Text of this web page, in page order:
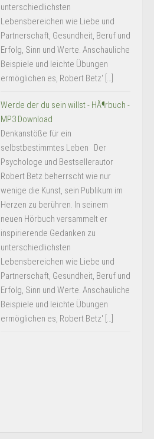
unterschiedlichsten
Lebensbereichen wie Liebe und
Partnerschaft, Gesundheit, Beruf und
Erfolg, Sinn und Werte. Anschauliche
Beispiele und leichte Übungen
ermöglichen es, Robert Betz' […]
Werde der du sein willst - HÃ¶rbuch -
MP3 Download
Denkanstöße für ein
selbstbestimmtes Leben Der
Psychologe und Bestsellerautor
Robert Betz beherrscht wie nur
wenige die Kunst, sein Publikum im
Herzen zu berühren. In seinem
neuen Hörbuch versammelt er
inspirierende Gedanken zu
unterschiedlichsten
Lebensbereichen wie Liebe und
Partnerschaft, Gesundheit, Beruf und
Erfolg, Sinn und Werte. Anschauliche
Beispiele und leichte Übungen
ermöglichen es, Robert Betz' […]